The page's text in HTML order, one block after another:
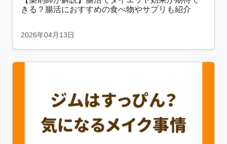
きる？腸活におすすめの食べ物やサプリも紹介
2026年04月13日